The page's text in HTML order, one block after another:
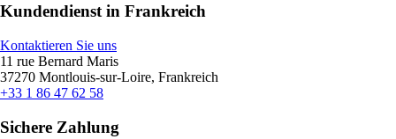
Kundendienst in Frankreich
Kontaktieren Sie uns
11 rue Bernard Maris
37270 Montlouis-sur-Loire, Frankreich
+33 1 86 47 62 58
Sichere Zahlung